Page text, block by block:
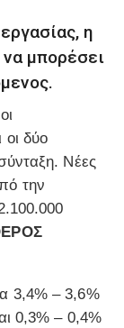
η
να μπορέσει
οι δύο
Νέες
την
3,4% – 3,6%
0,3% – 0,4%